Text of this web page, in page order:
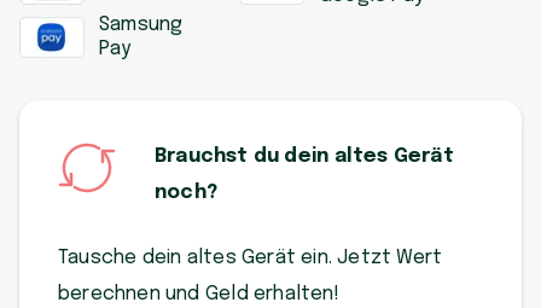
Samsung
Pay
Brauchst du dein altes Gerät
noch?
Tausche dein altes Gerät ein. Jetzt Wert
berechnen und Geld erhalten!